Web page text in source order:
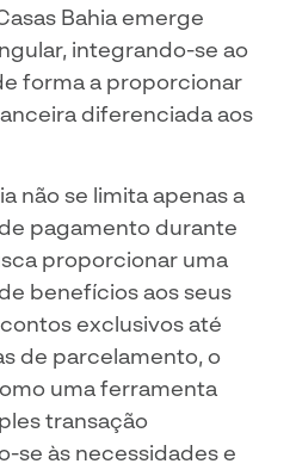
Bahia emerge
integrando-se ao
forma a proporcionar
diferenciada aos
não se limita apenas a
pagamento durante
proporcionar uma
benefícios aos seus
exclusivos até
de parcelamento, o
uma ferramenta
transação
se às necessidades e